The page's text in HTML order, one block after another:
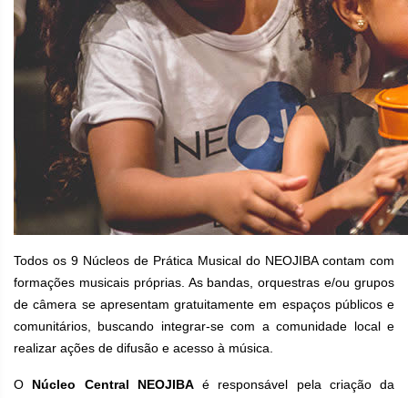
Todos os 9 Núcleos de Prática Musical do NEOJIBA contam com
formações musicais próprias. As bandas, orquestras e/ou grupos
de câmera se apresentam gratuitamente em espaços públicos e
comunitários, buscando integrar-se com a comunidade local e
realizar ações de difusão e acesso à música.
O Núcleo Central NEOJIBAé responsável pela criação da